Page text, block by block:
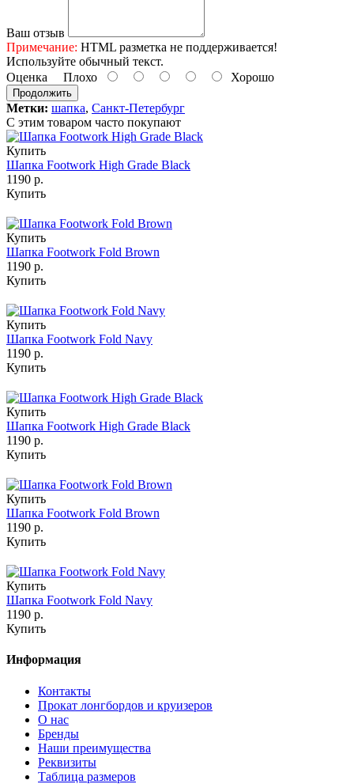
Ваш отзыв
Примечание: HTML разметка не поддерживается!
Используйте обычный текст.
Оценка Плохо Хорошо
Продолжить
Метки: шапка, Санкт-Петербург
С этим товаром часто покупают
Купить
Шапка Footwork High Grade Black
1190 р.
Купить
Купить
Шапка Footwork Fold Brown
1190 р.
Купить
Купить
Шапка Footwork Fold Navy
1190 р.
Купить
Купить
Шапка Footwork High Grade Black
1190 р.
Купить
Купить
Шапка Footwork Fold Brown
1190 р.
Купить
Купить
Шапка Footwork Fold Navy
1190 р.
Купить
Информация
Контакты
Прокат лонгбордов и круизеров
О нас
Бренды
Наши преимущества
Реквизиты
Таблица размеров